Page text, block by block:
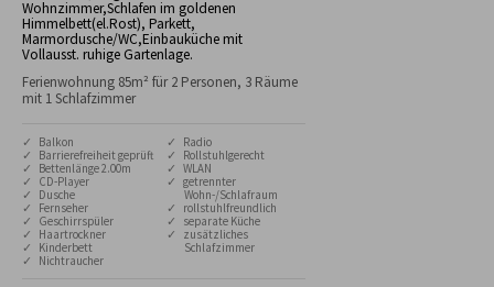
Wohnzimmer,Schlafen im goldenen
Himmelbett(el.Rost), Parkett,
Marmordusche/WC,Einbauküche mit
Vollausst. ruhige Gartenlage.
Ferienwohnung 85m² für 2 Personen, 3 Räume
mit 1 Schlafzimmer
✓ Balkon
✓ Barrierefreiheit geprüft
✓ Bettenlänge 2.00m
✓ CD-Player
✓ Dusche
✓ Fernseher
✓ Geschirrspüler
✓ Haartrockner
✓ Kinderbett
✓ Nichtraucher
✓ Radio
✓ Rollstuhlgerecht
✓ WLAN
✓ getrennter
Wohn-/Schlafraum
✓ rollstuhlfreundlich
✓ separate Küche
✓ zusätzliches
Schlafzimmer